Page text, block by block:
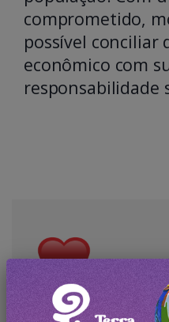
comprometido,
possível conciliar
econômico com
responsabilidade